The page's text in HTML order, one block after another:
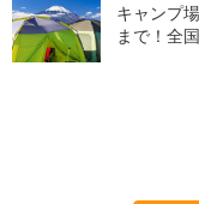
キャンプ
まで！全